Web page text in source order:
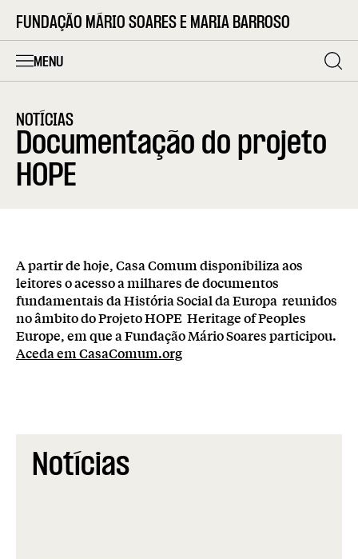
FUNDAÇÃO MÁRIO SOARES E MARIA BARROSO
MENU
NOTÍCIAS
Documentação do projeto
HOPE
A partir de hoje, Casa Comum disponibiliza aos
leitores o acesso a milhares de documentos
fundamentais da História Social da Europa  reunidos
no âmbito do Projeto HOPE  Heritage of Peoples
Europe, em que a Fundação Mário Soares participou.
Aceda em CasaComum.org
Notícias